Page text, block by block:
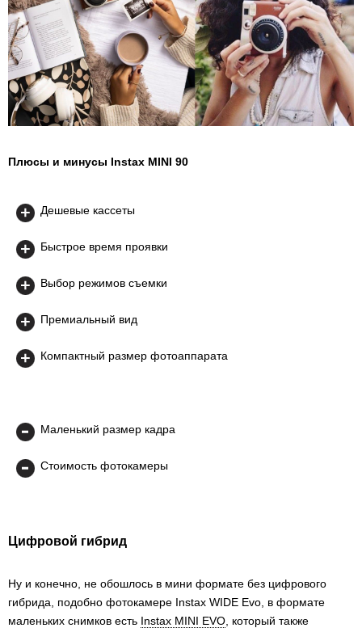
Плюсы и минусы Instax MINI 90
Дешевые кассеты
Быстрое время проявки
Выбор режимов съемки
Премиальный вид
Компактный размер фотоаппарата
Маленький размер кадра
Стоимость фотокамеры
Цифровой гибрид
Ну и конечно, не обошлось в мини формате без цифрового
гибрида, подобно фотокамере Instax WIDE Evo, в формате
маленьких снимков есть Instax MINI EVO , который также